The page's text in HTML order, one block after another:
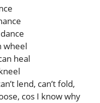
wheel
heal
lend, can’t fold,
cos I know why